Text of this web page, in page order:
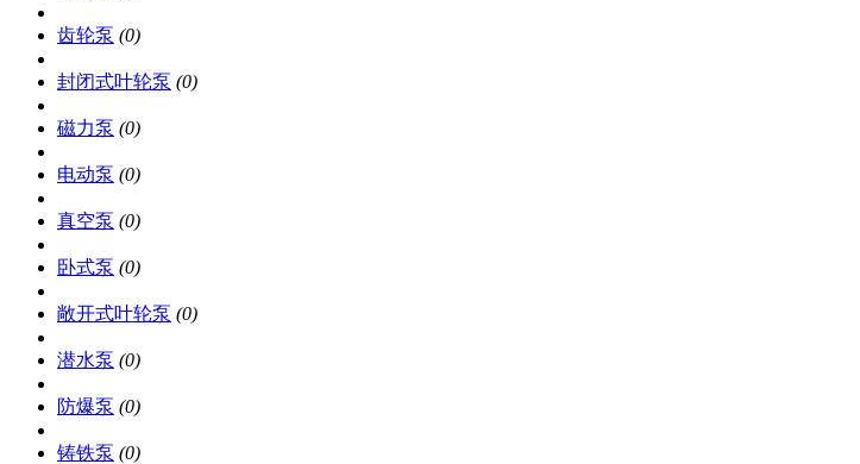
齿轮泵 (0)
封闭式叶轮泵 (0)
磁力泵 (0)
电动泵 (0)
真空泵 (0)
卧式泵 (0)
敞开式叶轮泵 (0)
潜水泵 (0)
防爆泵 (0)
铸铁泵 (0)